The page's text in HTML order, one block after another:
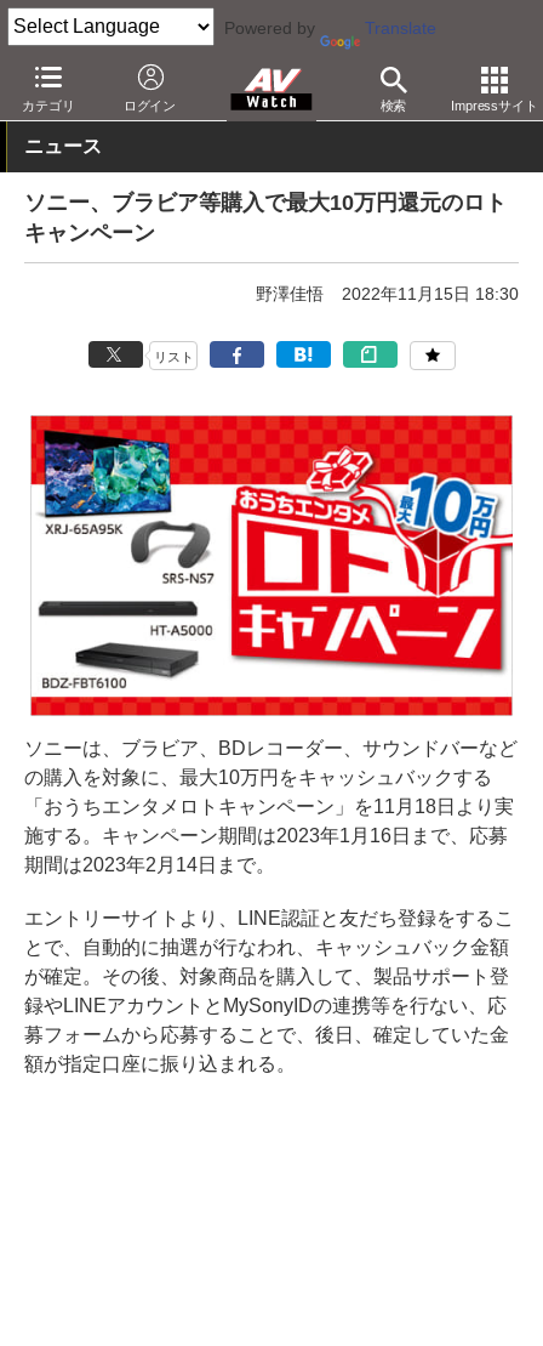
Powered by Translate
カテゴリ ログイン 検索 Impressサイト
AV Watch 製品 テレビ ソニー
ニュース
ソニー、ブラビア等購入で最大10万円還元のロト
キャンペーン
野澤佳悟 2022年11月15日 18:30
リスト
ソニーは、ブラビア、BDレコーダー、サウンドバーなど
の購入を対象に、最大10万円をキャッシュバックする
「おうちエンタメロトキャンペーン」を11月18日より実
施する。キャンペーン期間は2023年1月16日まで、応募
期間は2023年2月14日まで。
エントリーサイトより、LINE認証と友だち登録をするこ
とで、自動的に抽選が行なわれ、キャッシュバック金額
が確定。その後、対象商品を購入して、製品サポート登
録やLINEアカウントとMySonyIDの連携等を行ない、応
募フォームから応募することで、後日、確定していた金
額が指定口座に振り込まれる。